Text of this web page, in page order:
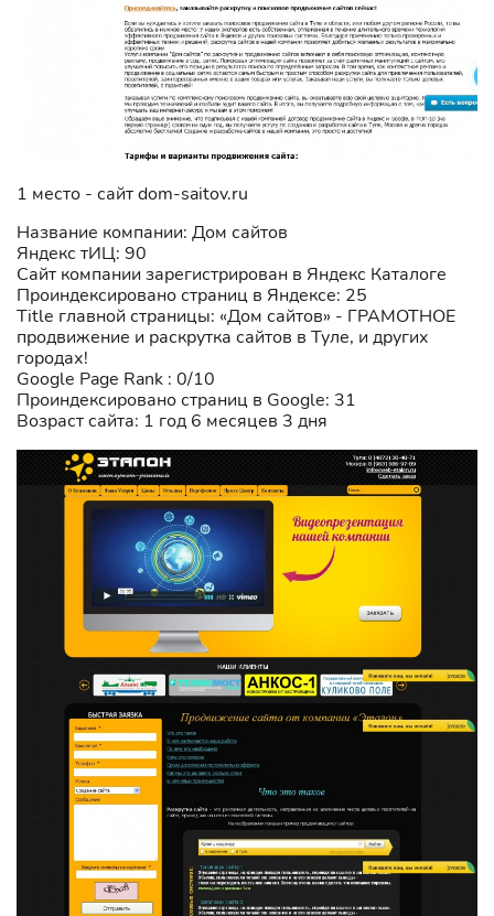
1 место - сайт dom-saitov.ru
Название компании: Дом сайтов
Яндекс тИЦ: 90
Сайт компании зарегистрирован в Яндекс Каталоге
Проиндексировано страниц в Яндексе: 25
Title главной страницы: «Дом сайтов» - ГРАМОТНОЕ
продвижение и раскрутка сайтов в Туле, и других
городах!
Google Page Rank : 0/10
Проиндексировано страниц в Google: 31
Возраст сайта: 1 год 6 месяцев 3 дня